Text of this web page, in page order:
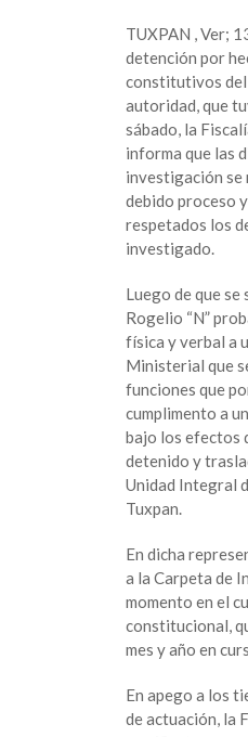
TUXPAN , Ver;
detención por
constitutivos
autoridad, que
sábado, la
informa que las
investigación
debido proceso
respetados los
investigado.
Luego de que
Rogelio “N”
física y verbal a
Ministerial que
funciones que
cumplimento a
bajo los efectos
detenido y
Unidad Integral
Tuxpan.
En dicha
a la Carpeta de
momento en el
constitucional,
mes y año en
En apego a los
de actuación, la